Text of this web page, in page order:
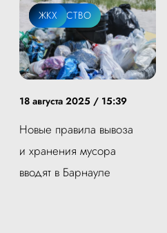
ОБЩЕСТВО
ЖКХ
18 августа 2025 / 15:39
Новые правила вывоза
и хранения мусора
вводят в Барнауле